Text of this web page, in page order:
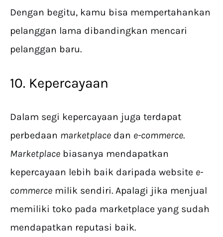
Dengan begitu, kamu bisa mempertahankan
pelanggan lama dibandingkan mencari
pelanggan baru.
10. Kepercayaan
Dalam segi kepercayaan juga terdapat
perbedaan marketplace dan e-commerce.
Marketplace biasanya mendapatkan
kepercayaan lebih baik daripada website e-
commerce milik sendiri. Apalagi jika menjual
memiliki toko pada marketplace yang sudah
mendapatkan reputasi baik.